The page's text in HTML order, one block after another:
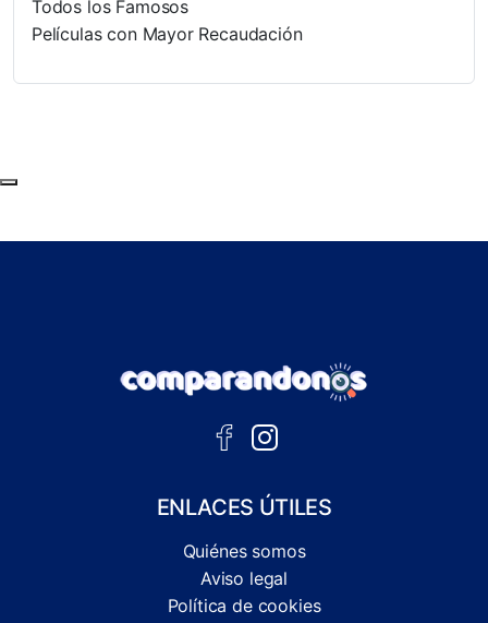
Todos los Famosos
Películas con Mayor Recaudación
ENLACES ÚTILES
Quiénes somos
Aviso legal
Política de cookies